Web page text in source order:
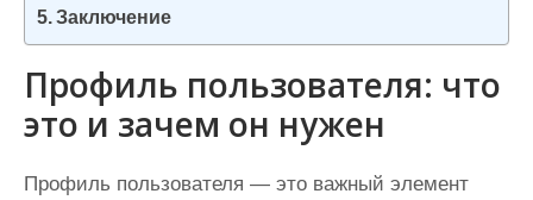
Заключение
Профиль пользователя: что
это и зачем он нужен
Профиль пользователя — это важный элемент